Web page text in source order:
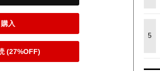
購入
(27%OFF)
5